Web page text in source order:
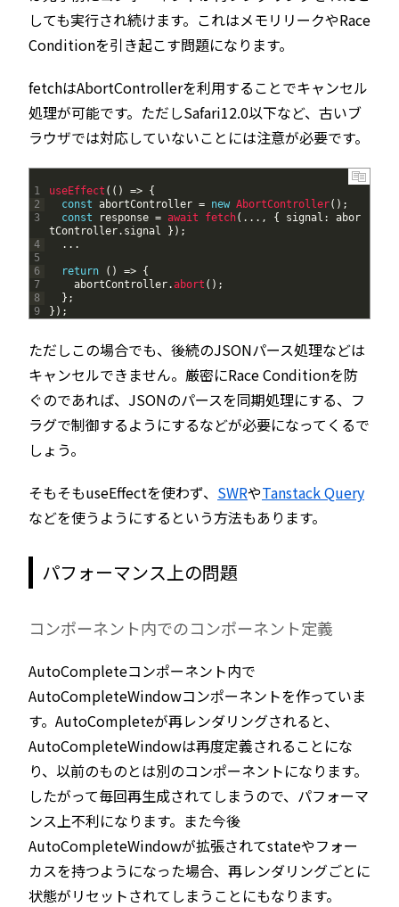
しても実行され続けます。これはメモリリークやRace
Conditionを引き起こす問題になります。
fetchはAbortControllerを利用することでキャンセル
処理が可能です。ただしSafari12.0以下など、古いブ
ラウザでは対応していないことには注意が必要です。
1
2
3
4
5
6
7
8
9
useEffect ( ( ) => {
const abortController = new AbortController( ) ;
const
response = await fetch( . . . , { signal :
abor
tController. signal } ) ;
. . .
return ( ) => {
abortController.abort ( ) ;
} ;
} ) ;
ただしこの場合でも、後続のJSONパース処理などは
キャンセルできません。厳密にRace Conditionを防
ぐのであれば、JSONのパースを同期処理にする、フ
ラグで制御するようにするなどが必要になってくるで
しょう。
そもそもuseEffectを使わず、 SWRやTanstack Query
などを使うようにするという方法もあります。
パフォーマンス上の問題
コンポーネント内でのコンポーネント定義
AutoCompleteコンポーネント内で
AutoCompleteWindowコンポーネントを作っていま
す。AutoCompleteが再レンダリングされると、
AutoCompleteWindowは再度定義されることにな
り、以前のものとは別のコンポーネントになります。
したがって毎回再生成されてしまうので、パフォーマ
ンス上不利になります。また今後
AutoCompleteWindowが拡張されてstateやフォー
カスを持つようになった場合、再レンダリングごとに
状態がリセットされてしまうことにもなります。